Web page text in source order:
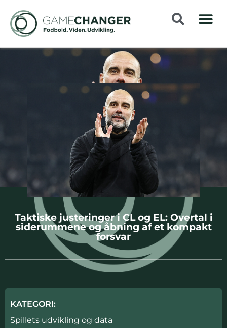
Taktiske justeringer i CL og EL: Overtal i
siderummene og åbning af et kompakt
forsvar
KATEGORI:
Spillets udvikling og data